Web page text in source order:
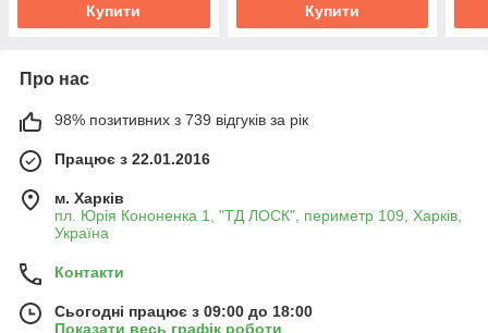
Купити Купити
Про нас
98% позитивних з 739 відгуків за рік
Працює з 22.01.2016
м. Харків
пл. Юрія Кононенка 1, "ТД ЛОСК", периметр 109, Харків,
Україна
Контакти
Сьогодні працює з 09:00 до 18:00
Показати весь графік роботи